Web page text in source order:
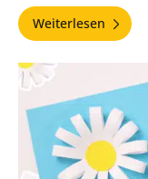
Weiterlesen